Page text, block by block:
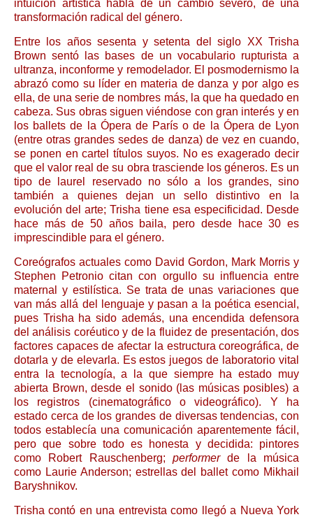
intuición artística habla de un cambio severo, de una
transformación radical del género.
Entre los años sesenta y setenta del siglo XX Trisha
Brown sentó las bases de un vocabulario rupturista a
ultranza, inconforme y remodelador. El posmodernismo la
abrazó como su líder en materia de danza y por algo es
ella, de una serie de nombres más, la que ha quedado en
cabeza. Sus obras siguen viéndose con gran interés y en
los ballets de la Ópera de París o de la Ópera de Lyon
(entre otras grandes sedes de danza) de vez en cuando,
se ponen en cartel títulos suyos. No es exagerado decir
que el valor real de su obra trasciende los géneros. Es un
tipo de laurel reservado no sólo a los grandes, sino
también a quienes dejan un sello distintivo en la
evolución del arte; Trisha tiene esa especificidad. Desde
hace más de 50 años baila, pero desde hace 30 es
imprescindible para el género.
Coreógrafos actuales como David Gordon, Mark Morris y
Stephen Petronio citan con orgullo su influencia entre
maternal y estilística. Se trata de unas variaciones que
van más allá del lenguaje y pasan a la poética esencial,
pues Trisha ha sido además, una encendida defensora
del análisis coréutico y de la fluidez de presentación, dos
factores capaces de afectar la estructura coreográfica, de
dotarla y de elevarla. Es estos juegos de laboratorio vital
entra la tecnología, a la que siempre ha estado muy
abierta Brown, desde el sonido (las músicas posibles) a
los registros (cinematográfico o videográfico). Y ha
estado cerca de los grandes de diversas tendencias, con
todos establecía una comunicación aparentemente fácil,
pero que sobre todo es honesta y decidida: pintores
como Robert Rauschenberg; performerde la música
como Laurie Anderson; estrellas del ballet como Mikhail
Baryshnikov.
Trisha contó en una entrevista como llegó a Nueva York